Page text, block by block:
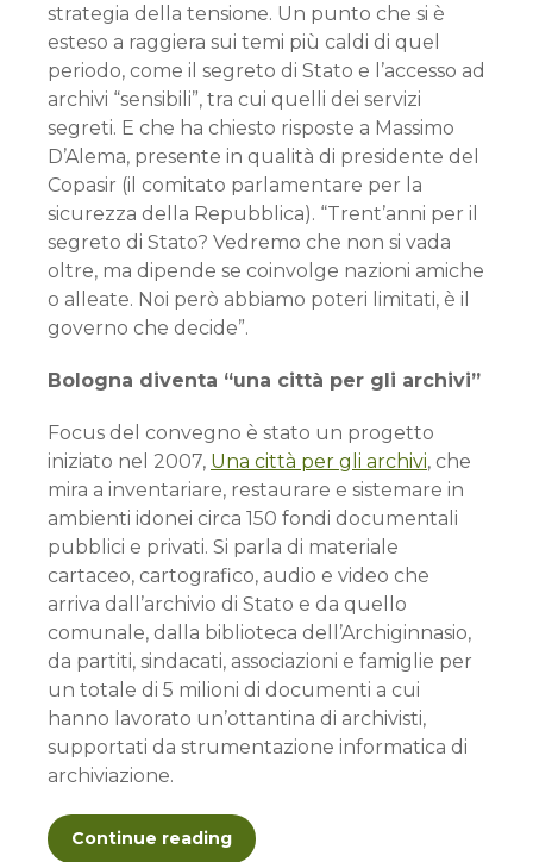
strategia della tensione. Un punto che si è
esteso a raggiera sui temi più caldi di quel
periodo, come il segreto di Stato e l’accesso ad
archivi “sensibili”, tra cui quelli dei servizi
segreti. E che ha chiesto risposte a Massimo
D’Alema, presente in qualità di presidente del
Copasir (il comitato parlamentare per la
sicurezza della Repubblica). “Trent’anni per il
segreto di Stato? Vedremo che non si vada
oltre, ma dipende se coinvolge nazioni amiche
o alleate. Noi però abbiamo poteri limitati, è il
governo che decide”.
Bologna diventa “una città per gli archivi”
Focus del convegno è stato un progetto
iniziato nel 2007, Una città per gli archivi, che
mira a inventariare, restaurare e sistemare in
ambienti idonei circa 150 fondi documentali
pubblici e privati. Si parla di materiale
cartaceo, cartografico, audio e video che
arriva dall’archivio di Stato e da quello
comunale, dalla biblioteca dell’Archiginnasio,
da partiti, sindacati, associazioni e famiglie per
un totale di 5 milioni di documenti a cui
hanno lavorato un’ottantina di archivisti,
supportati da strumentazione informatica di
archiviazione.
Continue reading